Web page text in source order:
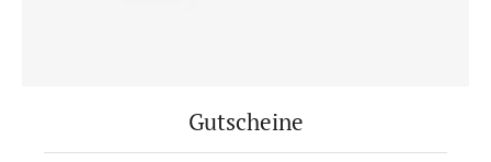
Gutscheine